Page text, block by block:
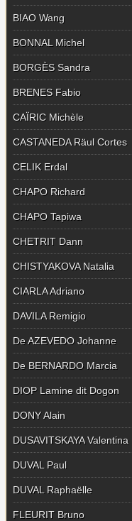
BIAO Wang
BONNAL Michel
BORGÈS Sandra
BRENES Fabio
CAÏRIC Michèle
CASTANEDA Räul Cortes
CELIK Erdal
CHAPO Richard
CHAPO Tapiwa
CHETRIT Dann
CHISTYAKOVA Natalia
CIARLA Adriano
DAVILA Remigio
De AZEVEDO Johanne
De BERNARDO Marcia
DIOP Lamine dit Dogon
DONY Alain
DUSAVITSKAYA Valentina
DUVAL Paul
DUVAL Raphaëlle
FLEURIT Bruno